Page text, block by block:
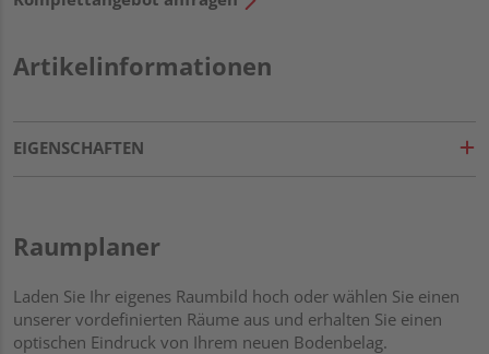
Artikelinformationen
EIGENSCHAFTEN
Raumplaner
Laden Sie Ihr eigenes Raumbild hoch oder wählen Sie einen
unserer vordefinierten Räume aus und erhalten Sie einen
optischen Eindruck von Ihrem neuen Bodenbelag.